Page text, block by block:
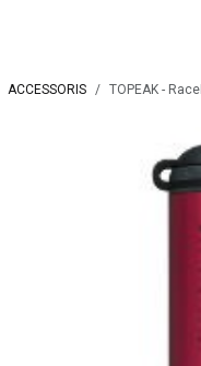
ACCESSORIS TOPEAK -